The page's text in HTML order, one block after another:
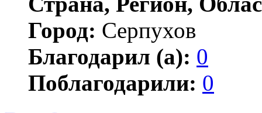
Город: Серпухов
Благодарил (а): 0
Поблагодарили: 0